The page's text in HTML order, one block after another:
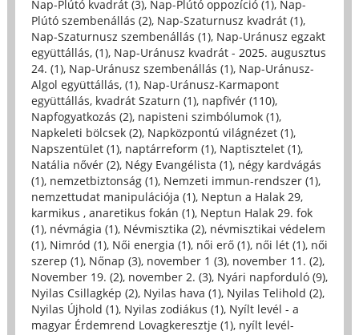
Nap-Plútó kvadrát (3), Nap-Plútó oppozíció (1), Nap-
Plútó szembenállás (2), Nap-Szaturnusz kvadrát (1),
Nap-Szaturnusz szembenállás (1), Nap-Uránusz egzakt
együttállás, (1), Nap-Uránusz kvadrát - 2025. augusztus
24. (1), Nap-Uránusz szembenállás (1), Nap-Uránusz-
Algol együttállás, (1), Nap-Uránusz-Karmapont
együttállás, kvadrát Szaturn (1), napfivér (110),
Napfogyatkozás (2), napisteni szimbólumok (1),
Napkeleti bölcsek (2), Napközpontú világnézet (1),
Napszentület (1), naptárreform (1), Naptisztelet (1),
Natália nővér (2), Négy Evangélista (1), négy kardvágás
(1), nemzetbiztonság (1), Nemzeti immun-rendszer (1),
nemzettudat manipulációja (1), Neptun a Halak 29,
karmikus , anaretikus fokán (1), Neptun Halak 29. fok
(1), névmágia (1), Névmisztika (2), névmisztikai védelem
(1), Nimród (1), Női energia (1), női erő (1), női lét (1), női
szerep (1), Nőnap (3), november 1 (3), november 11. (2),
November 19. (2), november 2. (3), Nyári napforduló (9),
Nyilas Csillagkép (2), Nyilas hava (1), Nyilas Telihold (2),
Nyilas Újhold (1), Nyilas zodiákus (1), Nyílt levél - a
magyar Érdemrend Lovagkeresztje (1), nyílt levél-